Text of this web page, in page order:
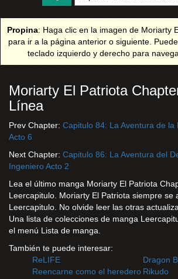
Propina: Haga clic en la imagen de Moriarty
para ir a la página anterior o siguiente.
teclado izquierdo y derecho para
Moriarty El Patriota
Línea
Prev Chapter: Capitulo 84: La Aventura de la
Acto 6
Next Chapter: Capitulo 86: La Aventura del
Ingeniero Acto 2
Lea el último manga Moriarty El Patriota
Leercapitulo. Moriarty El Patriota siempre se
Leercapitulo. No olvide leer las otras
Una lista de colecciones de manga
el menú Lista de manga.
También te puede interesar:
ReLIFE
Dragon
Reencarne como el heredero Rikudo